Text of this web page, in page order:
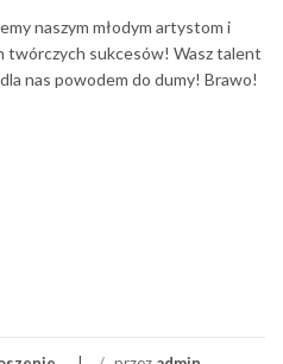
naszym młodym artystom i
twórczych sukcesów! Wasz talent
nas powodem do dumy! Brawo!